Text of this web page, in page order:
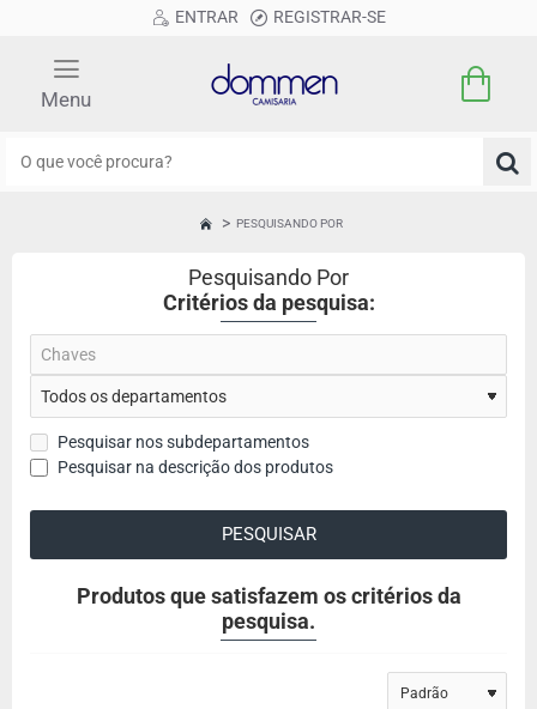
ENTRAR REGISTRAR-SE
PESQUISANDO POR
Pesquisando Por
Critérios da pesquisa:
Pesquisar nos subdepartamentos
Pesquisar na descrição dos produtos
PESQUISAR
Produtos que satisfazem os critérios da
pesquisa.